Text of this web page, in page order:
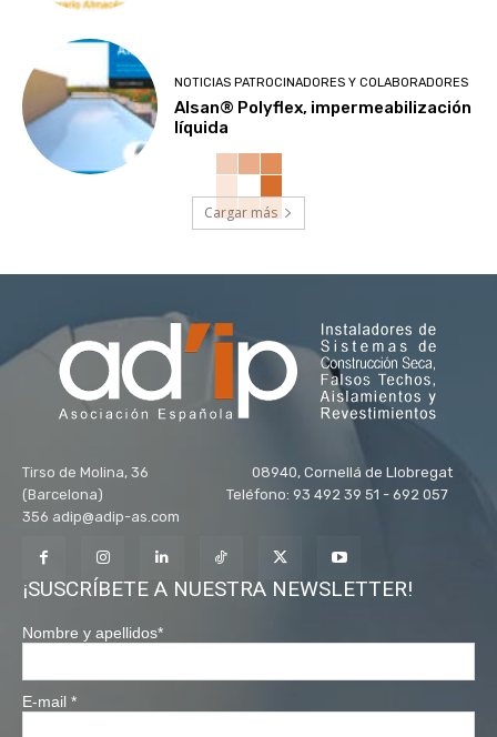
NOTICIAS PATROCINADORES Y COLABORADORES
Alsan® Polyflex, impermeabilización
líquida
Cargar más
Tirso de Molina, 36 08940, Cornellá de Llobregat
(Barcelona) Teléfono: 93 492 39 51 - 692 057
356 adip@adip-as.com
¡SUSCRÍBETE A NUESTRA NEWSLETTER!
Nombre y apellidos*
E-mail *